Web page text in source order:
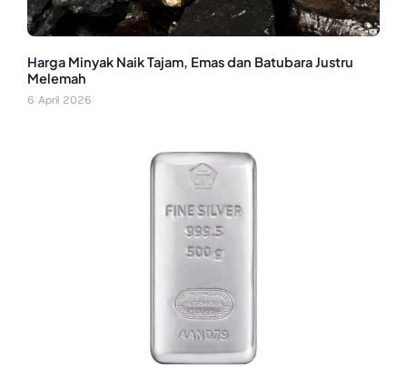
Harga Minyak Naik Tajam, Emas dan Batubara Justru
Melemah
6 April 2026